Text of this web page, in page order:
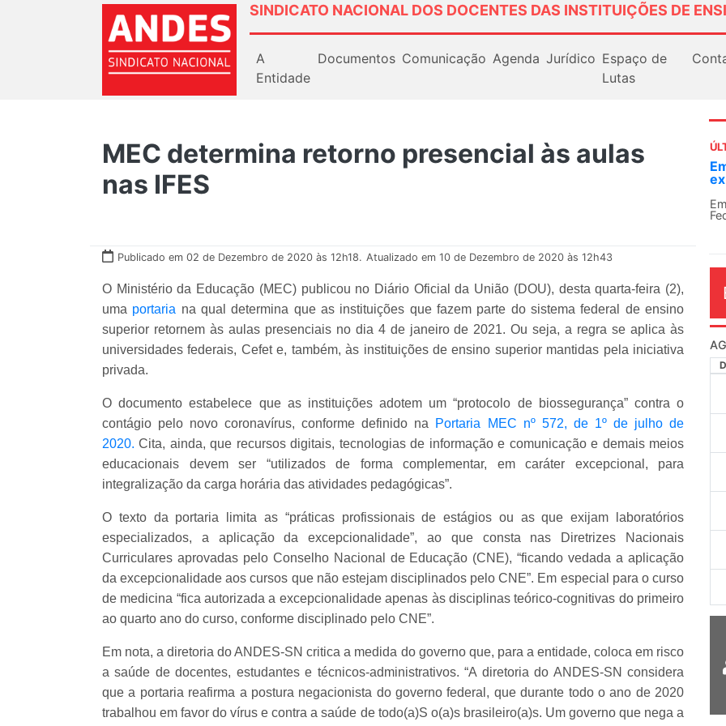
SINDICATO NACIONAL DOS DOCENTES DAS INSTITUIÇÕES DE
A
Entidade
Documentos Comunicação Agenda Jurídico Espaço de
Lutas
MEC determina retorno presencial às aulas
nas IFES
Publicado em 02 de Dezembro de 2020 às 12h18. Atualizado em 10 de Dezembro de 2020 às 12h43
O Ministério da Educação (MEC) publicou no Diário Oficial da União (DOU), desta quarta-feira (2),
uma portaria na qual determina que as instituições que fazem parte do sistema federal de ensino
superior retornem às aulas presenciais no dia 4 de janeiro de 2021. Ou seja, a regra se aplica às
universidadesfederais, Cefet e, também, às instituições de ensino superior mantidas pela iniciativa
privada.
O documento estabelece que as instituições adotem um “protocolo de biossegurança” contra o
contágio pelo novo coronavírus, conforme definido na Portaria MEC nº 572, de 1º de julho de
2020. Cita, ainda, que recursos digitais, tecnologias de informação e comunicação e demais meios
educacionais devem ser “utilizados de forma complementar, em caráter excepcional, para
integralização da carga horária das atividades pedagógicas”.
O texto da portaria limita as “práticas profissionais de estágios ou as que exijam laboratórios
especializados, a aplicação da excepcionalidade”, ao que consta nas Diretrizes Nacionais
Curriculares aprovadas pelo Conselho Nacional de Educação (CNE), “ficando vedada a aplicação
da excepcionalidade aos cursos que não estejam disciplinados pelo CNE”. Em especial para o curso
de medicina “fica autorizada a excepcionalidade apenas às disciplinas teórico-cognitivas do primeiro
ao quarto ano do curso, conforme disciplinado pelo CNE”.
Em nota, a diretoria do ANDES-SN critica a medida do governo que, para a entidade, coloca em risco
a saúde de docentes, estudantes e técnicos-administrativos. “A diretoria do ANDES-SN considera
que a portaria reafirma a postura negacionista do governo federal, que durante todo o ano de 2020
trabalhou em favor do vírus e contra a saúde de todo(a)S o(a)s brasileiro(a)s. Um governo que nega a